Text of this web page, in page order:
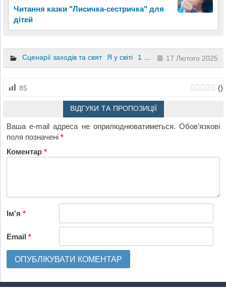
Читання казки "Лисичка-сестричка" для
дітей
Сценарії заходів та свят Я у світі 1 клас 2 клас 3 клас 4
17 Лютого 2025
85 ()
ВІДГУКИ ТА ПРОПОЗИЦІЇ
Ваша e-mail адреса не оприлюднюватиметься. Обов’язкові
поля позначені*
Коментар*
Ім'я*
Email*